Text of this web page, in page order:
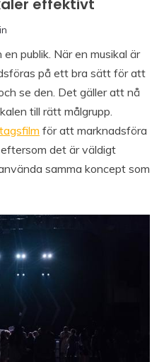
publik. När en musikal är
på ett bra sätt för att
se den. Det gäller att nå
till rätt målgrupp.
för att marknadsföra
det är väldigt
samma koncept som